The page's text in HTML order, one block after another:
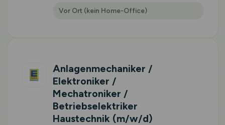
Vor Ort (kein Home-Office)
Anlagenmechaniker /
Elektroniker /
Mechatroniker /
Betriebselektriker
Haustechnik (m/w/d)